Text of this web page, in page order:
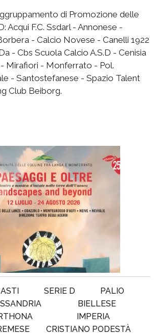
di Promozione delle
Acqui F.C. Ssdarl - Annonese -
- Calcio Novese - Canelli 1922
- Cbs Scuola Calcio A.S.D - Cenisia
Mirafiori - Monferrato - Pol.
- Santostefanese - Spazio Talent
Club Beiborg.
SERIE D
PALIO
BIELLESE
IMPERIA
CRISTIANO PODESTÀ